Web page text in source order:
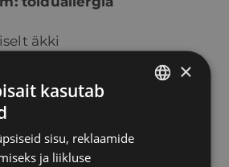
äkki
ka väike kogus toitu
söömisel
toidutalutamtus
×
kasutab
sisu, reklaamide
ja liikluse